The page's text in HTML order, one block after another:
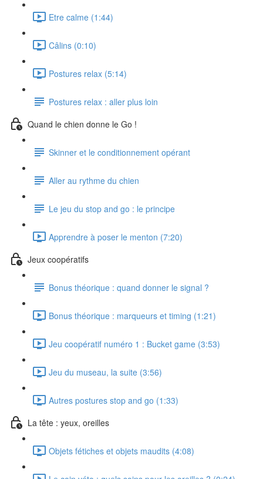
Etre calme (1:44)
Câlins (0:10)
Postures relax (5:14)
Postures relax : aller plus loin
Quand le chien donne le Go !
Skinner et le conditionnement opérant
Aller au rythme du chien
Le jeu du stop and go : le principe
Apprendre à poser le menton (7:20)
Jeux coopératifs
Bonus théorique : quand donner le signal ?
Bonus théorique : marqueurs et timing (1:21)
Jeu coopératif numéro 1 : Bucket game (3:53)
Jeu du museau, la suite (3:56)
Autres postures stop and go (1:33)
La tête : yeux, oreilles
Objets fétiches et objets maudits (4:08)